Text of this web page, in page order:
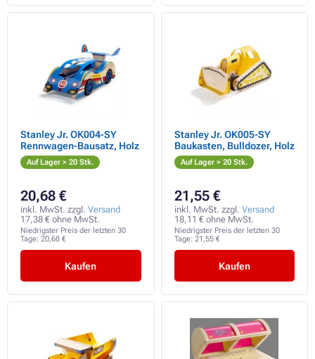
Stanley Jr. OK004-SY
Rennwagen-Bausatz, Holz
Auf Lager > 20 Stk.
20,68 €
inkl. MwSt. zzgl. Versand
17,38 € ohne MwSt.
Niedrigster Preis der letzten 30
Tage: 20,68 €
Kaufen
Stanley Jr. OK005-SY
Baukasten, Bulldozer, Holz
Auf Lager > 20 Stk.
21,55 €
inkl. MwSt. zzgl. Versand
18,11 € ohne MwSt.
Niedrigster Preis der letzten 30
Tage: 21,55 €
Kaufen